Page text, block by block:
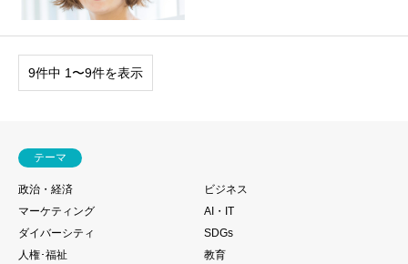
9件中 1〜9件を表示
テーマ
政治・経済
ビジネス
マーケティング
AI・IT
ダイバーシティ
SDGs
人権･福祉
教育